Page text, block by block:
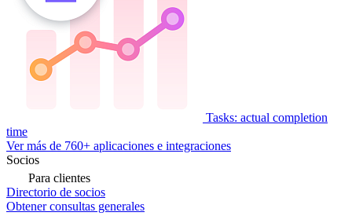
Tasks: actual completion
time
Ver más de 760+ aplicaciones e integraciones
Socios
Para clientes
Directorio de socios
Obtener consultas generales